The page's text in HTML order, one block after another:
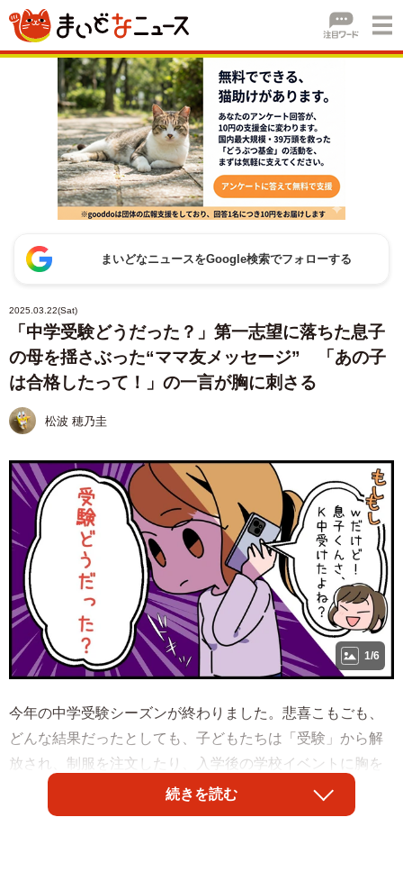
まいどなニュースをGoogle検索でフォローする
2025.03.22(Sat)
「中学受験どうだった？」第一志望に落ちた息子
の母を揺さぶった“ママ友メッセージ” 「あの子
は合格したって！」の一言が胸に刺さる
松波 穂乃圭
1/6
今年の中学受験シーズンが終わりました。悲喜こもごも、
どんな結果だったとしても、子どもたちは「受験」から解
放され、制服を注文したり、入学後の学校イベントに胸を
膨らませたり、新生活に向けて前に進んでいます。一方
で、保護者の中にはどこか心に残るもやもやを抱えたまま
続きを読む